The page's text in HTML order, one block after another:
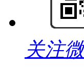
关注